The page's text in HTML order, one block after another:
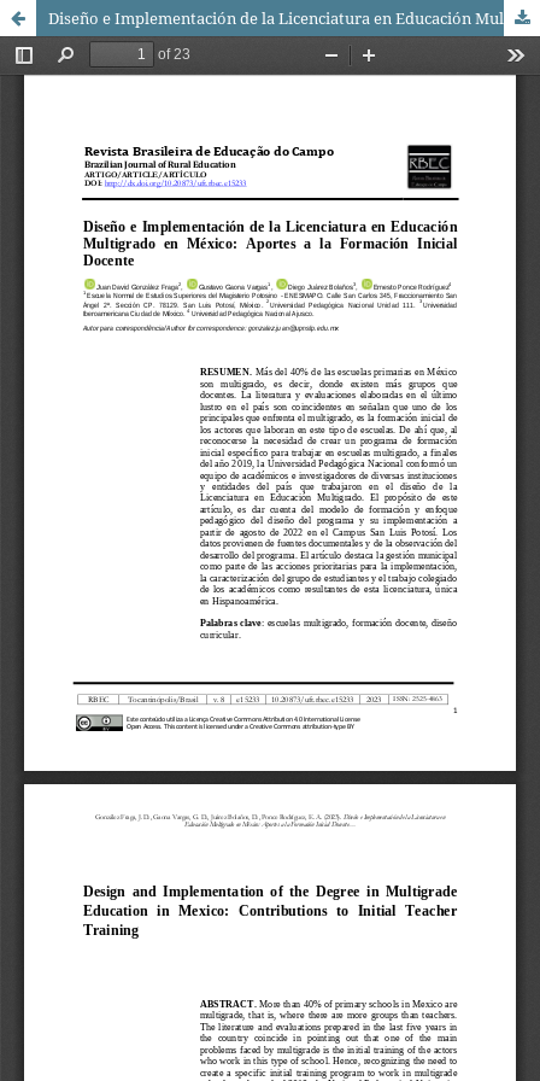
Diseño e Implementación de la Licenciatura en Educación Multigrado en México: Aportes a la Formación Inicial Docente